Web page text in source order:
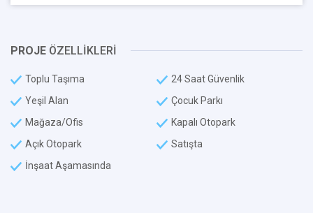
PROJE ÖZELLİKLERİ
Toplu Taşıma
24 Saat Güvenlik
Yeşil Alan
Çocuk Parkı
Mağaza/Ofis
Kapalı Otopark
Açık Otopark
Satışta
İnşaat Aşamasında